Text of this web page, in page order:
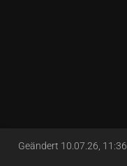
Geändert 10.07.26, 11:36